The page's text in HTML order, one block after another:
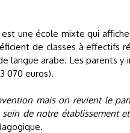
est une école mixte qui
de classes à effectifs
langue arabe. Les parents y
070 euros).
mais on revient le
de notre établissement